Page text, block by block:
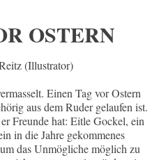
OSTERN
(Illustrator)
Einen Tag vor Ostern
aus dem Ruder gelaufen ist.
Freunde hat: Eitle Gockel, ein
in die Jahre gekommenes
das Unmögliche möglich zu